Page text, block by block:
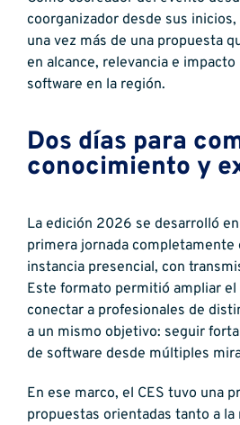
coorganizador desde sus
una vez más de una propuesta
en alcance, relevancia e
software en la región.
Dos días para
conocimiento y
La edición 2026 se desarrolló
primera jornada completamente
instancia presencial, con
Este formato permitió ampliar
conectar a profesionales de
a un mismo objetivo: seguir
de software desde múltiples
En ese marco, el CES tuvo una
propuestas orientadas tanto a